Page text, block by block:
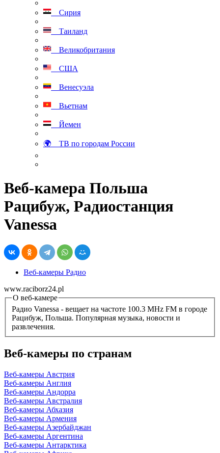
Сирия
Таиланд
Великобритания
США
Венесуэла
Вьетнам
Йемен
🌍 ТВ по городам России
Веб-камера Польша
Рацибуж, Радиостанция
Vanessa
Веб-камеры Радио
www.raciborz24.pl
О веб-камере
Радио Vanessa - вещает на частоте 100.3 MHz FM в городе
Рацибуж, Польша. Популярная музыка, новости и
развлечения.
Веб-камеры по странам
Веб-камеры Австрия
Веб-камеры Англия
Веб-камеры Андорра
Веб-камеры Австралия
Веб-камеры Абхазия
Веб-камеры Армения
Веб-камеры Азербайджан
Веб-камеры Аргентина
Веб-камеры Антарктика